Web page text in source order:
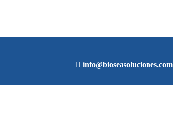
info@bioseasoluciones.com